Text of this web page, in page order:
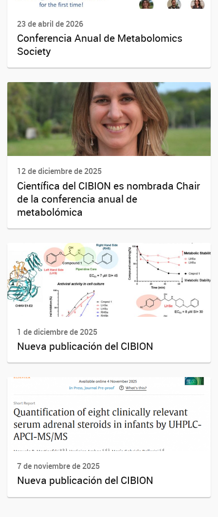
23 de abril de 2026
Conferencia Anual de Metabolomics
Society
12 de diciembre de 2025
Científica del CIBION es nombrada Chair
de la conferencia anual de
metabolómica
1 de diciembre de 2025
Nueva publicación del CIBION
7 de noviembre de 2025
Nueva publicación del CIBION